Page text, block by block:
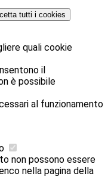
tutti i cookies
quali cookie
il
è possibile
al funzionamento
non possono essere
nella pagina della